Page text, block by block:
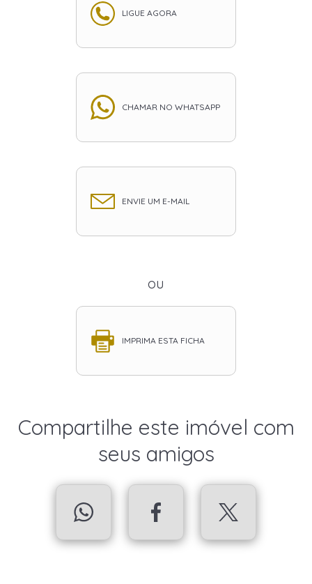
LIGUE AGORA
CHAMAR NO WHATSAPP
ENVIE UM E-MAIL
ou
IMPRIMA ESTA FICHA
Compartilhe este imóvel com
seus amigos